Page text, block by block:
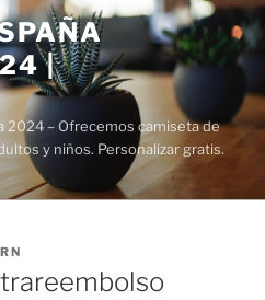
|
2024 – Ofrecemos camiseta de
y niños. Personalizar gratis.